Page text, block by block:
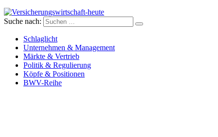
Versicherungswirtschaft-heute
Suche nach:
Schlaglicht
Unternehmen & Management
Märkte & Vertrieb
Politik & Regulierung
Köpfe & Positionen
BWV-Reihe